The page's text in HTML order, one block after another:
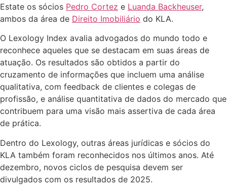
Estate os sócios Pedro Cortez e Luanda Backheuser,
ambos da área de Direito Imobiliário do KLA.
O Lexology Index avalia advogados do mundo todo e
reconhece aqueles que se destacam em suas áreas de
atuação. Os resultados são obtidos a partir do
cruzamento de informações que incluem uma análise
qualitativa, com feedback de clientes e colegas de
profissão, e análise quantitativa de dados do mercado que
contribuem para uma visão mais assertiva de cada área
de prática.
Dentro do Lexology, outras áreas jurídicas e sócios do
KLA também foram reconhecidos nos últimos anos. Até
dezembro, novos ciclos de pesquisa devem ser
divulgados com os resultados de 2025.